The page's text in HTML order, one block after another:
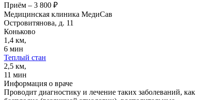
Приём – 3 800 ₽
Медицинская клиника МедиСав
Островитянова, д. 11
Коньково
1,4 км,
6 мин
Теплый стан
2,5 км,
11 мин
Информация о враче
Проводит диагностику и лечение таких заболеваний, как